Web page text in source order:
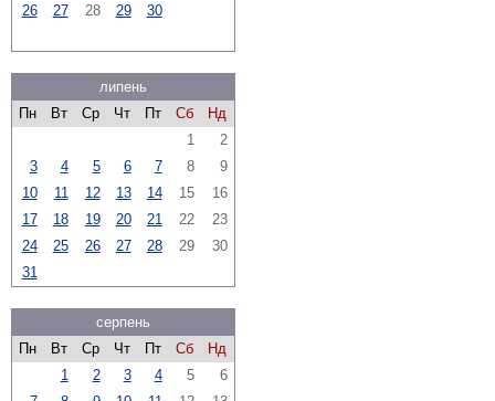
26
27 28 29 30
липень
Пн
Вт Ср Чт Пт Сб
Нд
1
2
3
4 5 6 7 8
9
10
11 12 13 14 15
16
17
18 19 20 21 22
23
24
25 26 27 28 29
30
31
серпень
Пн
Вт Ср Чт Пт Сб
Нд
1
2 3 4 5
6